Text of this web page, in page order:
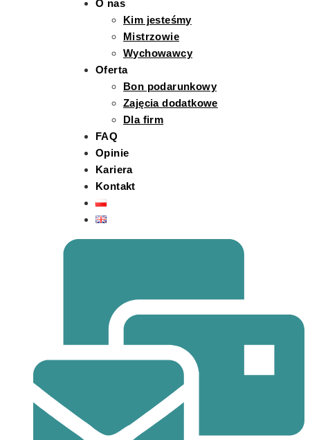
O nas
Kim jesteśmy
Mistrzowie
Wychowawcy
Oferta
Bon podarunkowy
Zajęcia dodatkowe
Dla firm
FAQ
Opinie
Kariera
Kontakt